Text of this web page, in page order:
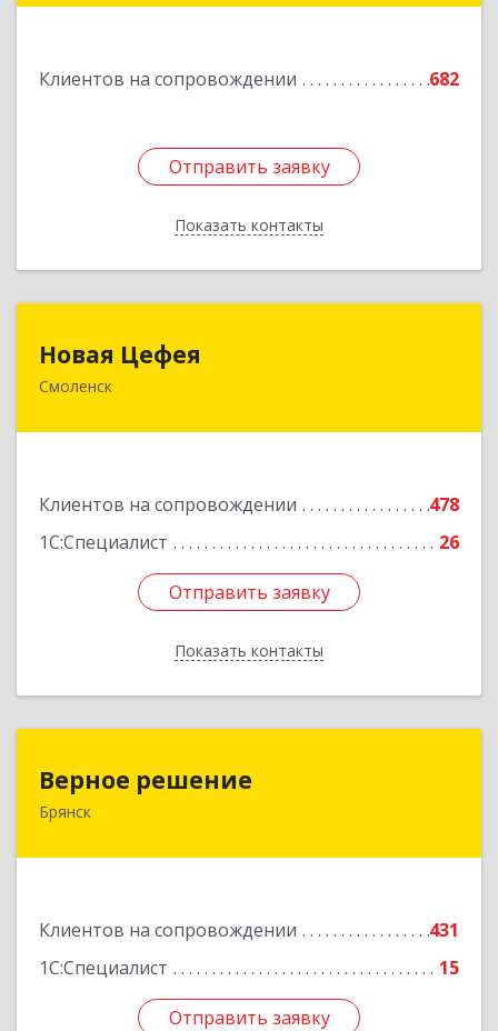
Клиентов на сопровождении 682
Отправить заявку
Показать контакты
Отправить заявку
Назад
Новая Цефея
Смоленск
Клиентов на сопровождении
478
1С:Специалист
26
Отправить заявку
Показать контакты
214018, Смоленская обл, Смоленск г, Раевского
Отправить заявку
Назад
Верное решение
Брянск
Клиентов на сопровождении
431
1С:Специалист
15
Отправить заявку
241035, Брянская обл, Брянск г, Ульянова ул,
Отправить заявку